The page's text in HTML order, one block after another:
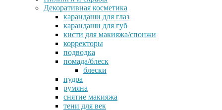
Декоративная косметика
карандаши для глаз
карандаши для губ
кисти для макияжа/спонжи
корректоры
подводка
помада/блеск
блески
пудра
румяна
снятие макияжа
тени для век